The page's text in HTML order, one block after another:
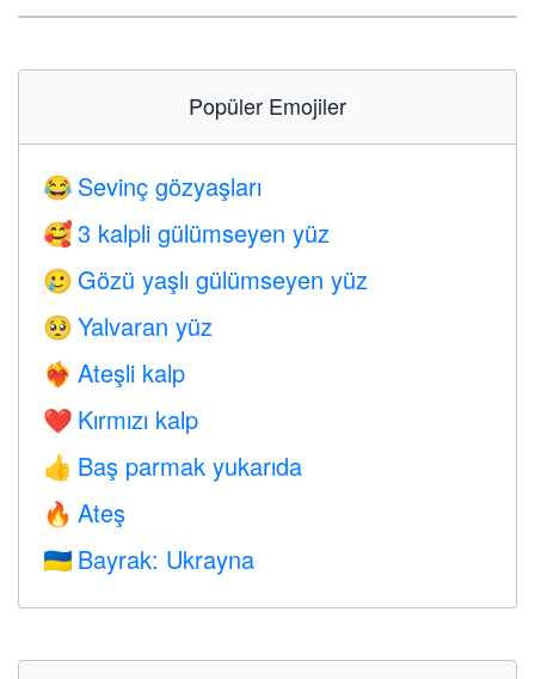
Popüler Emojiler
😂 Sevinç gözyaşları
🥰 3 kalpli gülümseyen yüz
🥲 Gözü yaşlı gülümseyen yüz
🥺 Yalvaran yüz
❤️‍🔥 Ateşli kalp
❤️ Kırmızı kalp
👍 Baş parmak yukarıda
🔥 Ateş
🇺🇦 Bayrak: Ukrayna